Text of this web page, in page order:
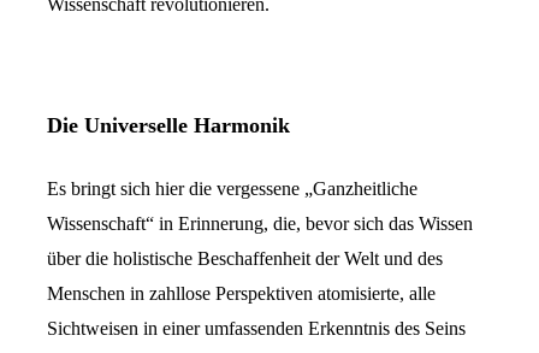
Wissenschaft revolutionieren.
Die Universelle Harmonik
Es bringt sich hier die vergessene „Ganzheitliche
Wissenschaft“ in Erinnerung, die, bevor sich das Wissen
über die holistische Beschaffenheit der Welt und des
Menschen in zahllose Perspektiven atomisierte, alle
Sichtweisen in einer umfassenden Erkenntnis des Seins